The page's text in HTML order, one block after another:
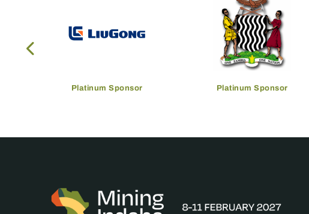
Platinum Sponsor Platinum Sponsor